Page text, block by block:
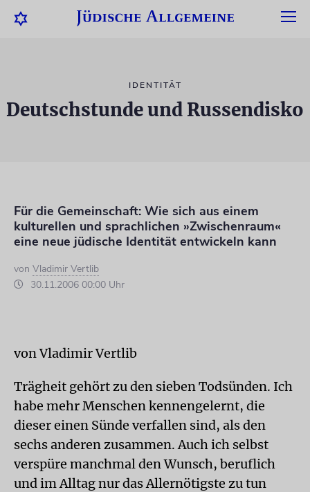
IDENTITÄT
Deutschstunde und Russendisko
Für die Gemeinschaft: Wie sich aus einem
kulturellen und sprachlichen »Zwischenraum«
eine neue jüdische Identität entwickeln kann
von Vladimir Vertlib
30.11.2006 00:00 Uhr
von Vladimir Vertlib
Trägheit gehört zu den sieben Todsünden. Ich
habe mehr Menschen kennengelernt, die
dieser einen Sünde verfallen sind, als den
sechs anderen zusammen. Auch ich selbst
verspüre manchmal den Wunsch, beruflich
und im Alltag nur das Allernötigste zu tun